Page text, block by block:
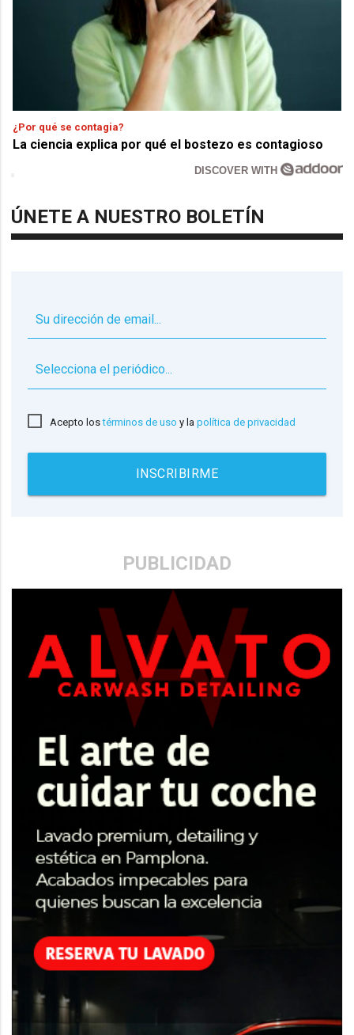
¿Por qué se contagia?
La ciencia explica por qué el bostezo es contagioso
DISCOVER WITH
ÚNETE A NUESTRO BOLETÍN
Acepto lostérminos de uso y lapolítica de privacidad
INSCRIBIRME
PUBLICIDAD